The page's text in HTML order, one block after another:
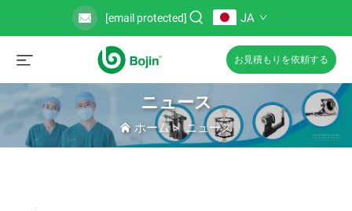
[email protected] JA
お見積もりを依頼する
ニュース
ホーム>ニュース